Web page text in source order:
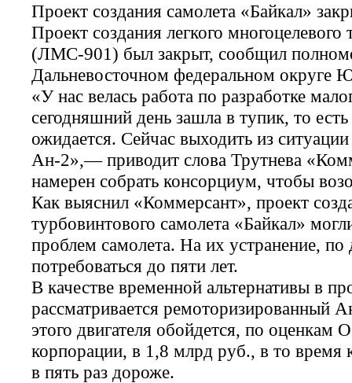
Проект создания самолета «Байкал»
Проект создания легкого
(ЛМС-901) был закрыт, сообщил
Дальневосточном федеральном округе
«У нас велась работа по разработке
сегодняшний день зашла в тупик, то
ожидается. Сейчас выходить из
Ан-2»,— приводит слова Трутнева
намерен собрать консорциум, чтобы
Как выяснил «Коммерсант», проект
турбовинтового самолета «Байкал»
проблем самолета. На их устранение,
потребоваться до пяти лет.
В качестве временной альтернативы в
рассматривается ремоторизированный
этого двигателя обойдется, по оценкам
корпорации, в 1,8 млрд руб., в то
в пять раз дороже.